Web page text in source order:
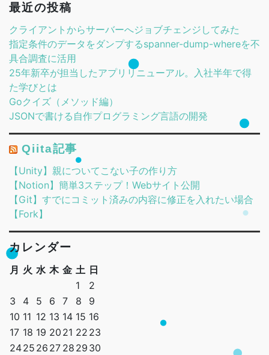
最近の投稿
クライアントからサーバーへジョブチェンジしてみた
指定条件のデータをダンプするspanner-dump-whereを不
具合調査に活用
25年新卒が担当したアプリリニューアル。入社半年で得
た学びとは
Goクイズ（メソッド編）
JSONで書ける自作プログラミング言語の開発
Qiita記事
【Unity】親についてこない子の作り方
【Notion】簡単3ステップ！Webサイト公開
【Git】すでにコミット済みの内容に修正を入れたい場合
【Fork】
カレンダー
月 火 水 木 金 土 日
1
2
3
4 5 6 7 8
9
10 11 12 13 14 15 16
17 18 19 20 21 22 23
2425 26 27 28 29 30